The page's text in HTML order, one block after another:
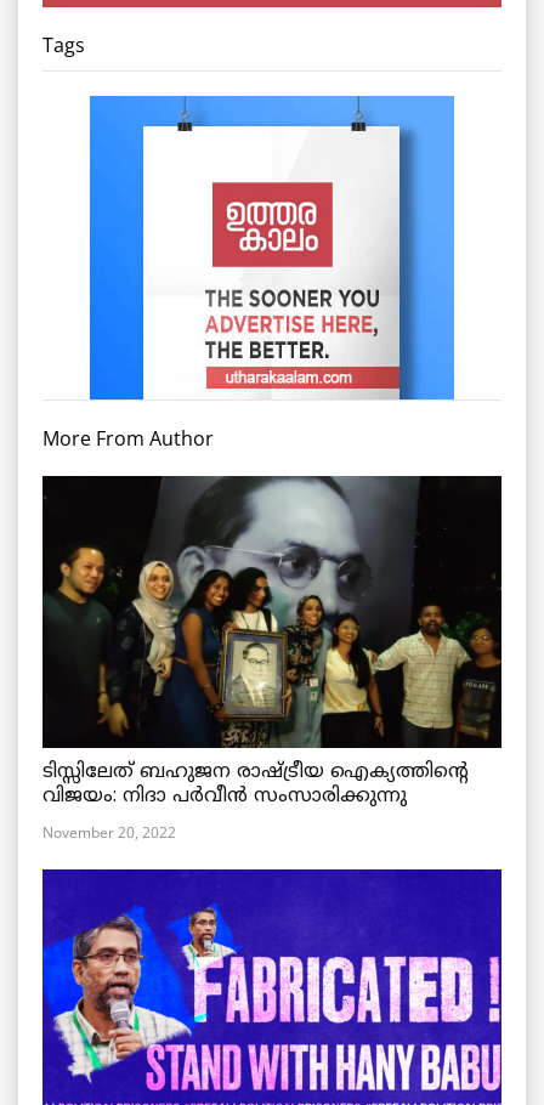
Tags
More From Author
ടിസ്സിലേത് ബഹുജന രാഷ്ട്രീയ ഐക്യത്തിന്റെ
വിജയം: നിദാ പർവീൻ സംസാരിക്കുന്നു
November 20, 2022